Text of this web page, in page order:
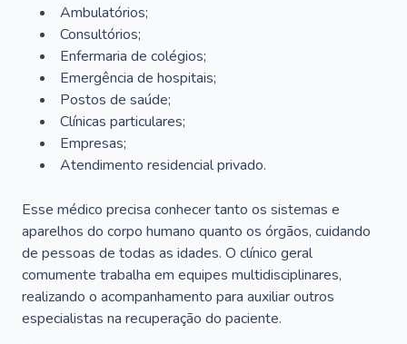
Ambulatórios;
Consultórios;
Enfermaria de colégios;
Emergência de hospitais;
Postos de saúde;
Clínicas particulares;
Empresas;
Atendimento residencial privado.
Esse médico precisa conhecer tanto os sistemas e
aparelhos do corpo humano quanto os órgãos, cuidando
de pessoas de todas as idades. O clínico geral
comumente trabalha em equipes multidisciplinares,
realizando o acompanhamento para auxiliar outros
especialistas na recuperação do paciente.